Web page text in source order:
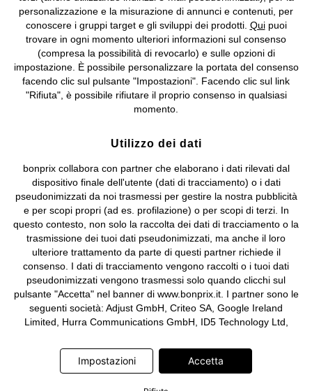
© 2026 bonprix.
Tutti i diritti riservati.
bonprix S.r.l. con socio unico, sede legale: via Adua 33 - 13855
Valdengo (BI) C.F. 01510910027 - P.I. 01939830020, Reg. Imprese di
Biella n. 01510910027, R.E.A. BI - 171345, N. Reg. Pile:
IT09060P00000858, N. Reg. AEE: IT08020000002105 Capitale
Sociale: euro 1.000.000 i.v, Società soggetta all'attività di direzione
e coordinamento di bonprix Beteiligungs -Verwaltungsgesellschaft
personalizzazione e la misurazione di annunci e contenuti, per
conoscere i gruppi target e gli sviluppi dei prodotti. Quipuoi
trovare in ogni momento ulteriori informazioni sul consenso
(compresa la possibilità di revocarlo) e sulle opzioni di
impostazione. È possibile personalizzare la portata del consenso
facendo clic sul pulsante "Impostazioni". Facendo clic sul link
"Rifiuta", è possibile rifiutare il proprio consenso in qualsiasi
momento.
Utilizzo dei dati
bonprix collabora con partner che elaborano i dati rilevati dal
dispositivo finale dell'utente (dati di tracciamento) o i dati
pseudonimizzati da noi trasmessi per gestire la nostra pubblicità
e per scopi propri (ad es. profilazione) o per scopi di terzi. In
questo contesto, non solo la raccolta dei dati di tracciamento o la
trasmissione dei tuoi dati pseudonimizzati, ma anche il loro
ulteriore trattamento da parte di questi partner richiede il
consenso. I dati di tracciamento vengono raccolti o i tuoi dati
pseudonimizzati vengono trasmessi solo quando clicchi sul
pulsante "Accetta" nel banner di www.bonprix.it. I partner sono le
seguenti società: Adjust GmbH, Criteo SA, Google Ireland
Limited, Hurra Communications GmbH, ID5 Technology Ltd,
Limited, Pinterest Europe Limited, RTB-House GmbH, TikTok
Information Technologies UK Limited. Ulteriori informazioni sul
Impostazioni Accetta